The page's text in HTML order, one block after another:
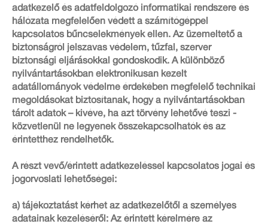
adatkezelő és adatfeldolgozó informatikai rendszere és
hálózata megfelelően védett a számítógéppel
kapcsolatos bűncselekmények ellen. Az üzemeltető a
biztonságról jelszavas védelem, tűzfal, szerver
biztonsági eljárásokkal gondoskodik. A különböző
nyilvántartásokban elektronikusan kezelt
adatállományok védelme érdekében megfelelő technikai
megoldásokat biztosítanak, hogy a nyilvántartásokban
tárolt adatok – kivéve, ha azt törvény lehetővé teszi -
közvetlenül ne legyenek összekapcsolhatók és az
érintetthez rendelhetők.
A részt vevő/érintett adatkezeléssel kapcsolatos jogai és
jogorvoslati lehetőségei:
a) tájékoztatást kérhet az adatkezelőtől a személyes
adatainak kezeléséről: Az érintett kérelmére az